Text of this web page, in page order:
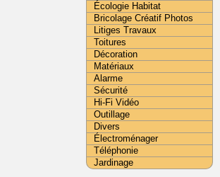
Écologie Habitat
Bricolage Créatif Photos
Litiges Travaux
Toitures
Décoration
Matériaux
Alarme
Sécurité
Hi-Fi Vidéo
Outillage
Divers
Électroménager
Téléphonie
Jardinage